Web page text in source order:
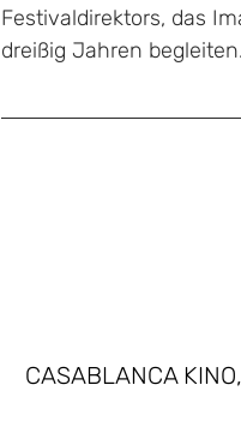
Festivaldirektors, das
dreißig Jahren begleiten.
CASABLANCA